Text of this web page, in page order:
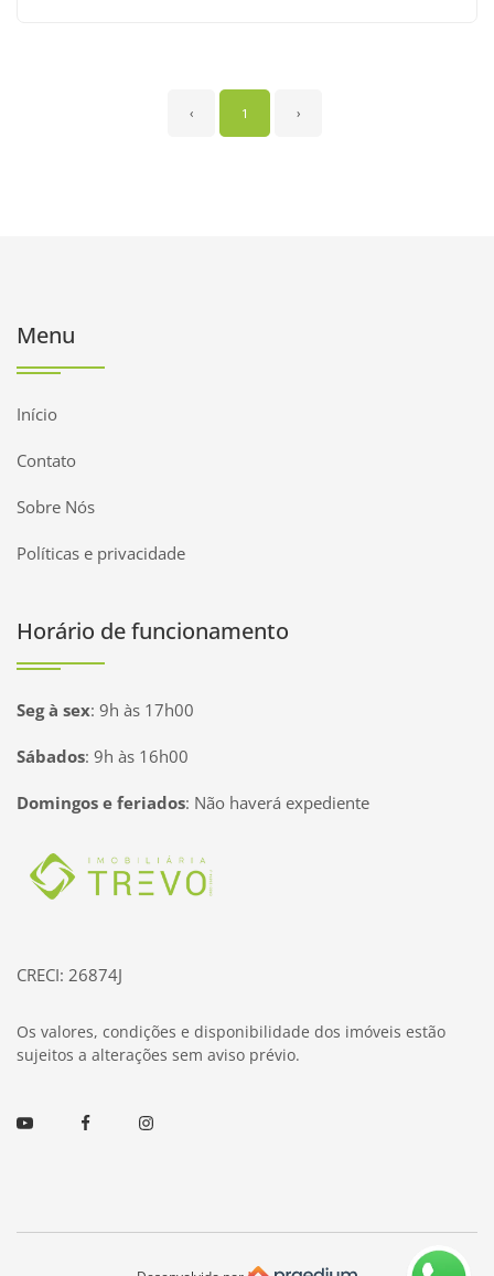
‹ 1 ›
Menu
Início
Contato
Sobre Nós
Políticas e privacidade
Horário de funcionamento
Seg à sex: 9h às 17h00
Sábados: 9h às 16h00
Domingos e feriados: Não haverá expediente
Página inicial
CRECI: 26874J
Os valores, condições e disponibilidade dos imóveis estão
sujeitos a alterações sem aviso prévio.
Youtube FacebookInstagram